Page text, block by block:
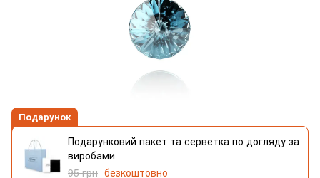
Подарунок
Подарунковий пакет та серветка по догляду за
виробами
95 грн безкоштовно